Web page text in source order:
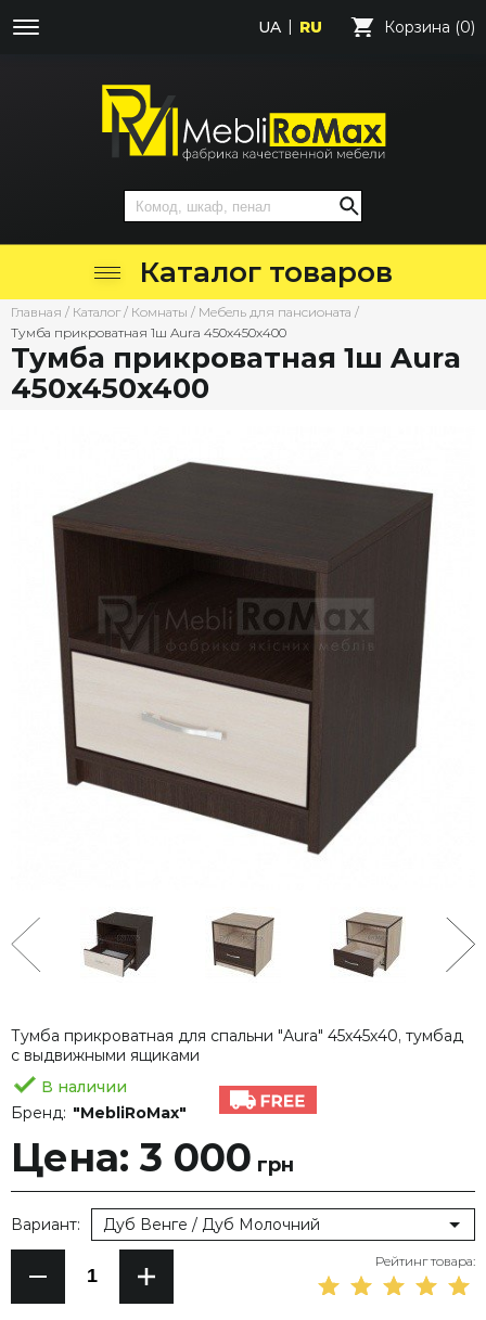
UA RU Корзина (0)
Каталог товаров
Главная / Каталог / Комнаты / Мебель для пансионата /
Тумба прикроватная 1ш Aura 450х450х400
Тумба прикроватная 1ш Aura
450х450х400
Тумба прикроватная для спальни "Aura" 45х45х40, тумбад
с выдвижными ящиками
В наличии
Бренд: "MebliRoMax"
Цена: 3 000 грн
Вариант: Дуб Венге / Дуб Молочний
Рейтинг товара: